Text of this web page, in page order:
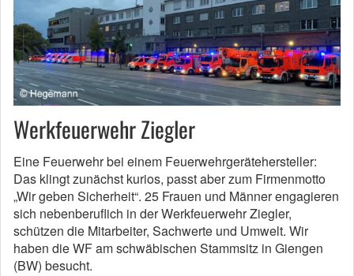
Werkfeuerwehr Ziegler
Eine Feuerwehr bei einem Feuerwehrgerätehersteller:
Das klingt zunächst kurios, passt aber zum Firmenmotto
„Wir geben Sicherheit“. 25 Frauen und Männer engagieren
sich nebenberuflich in der Werkfeuerwehr Ziegler,
schützen die Mitarbeiter, Sachwerte und Umwelt. Wir
haben die WF am schwäbischen Stammsitz in Giengen
(BW) besucht.